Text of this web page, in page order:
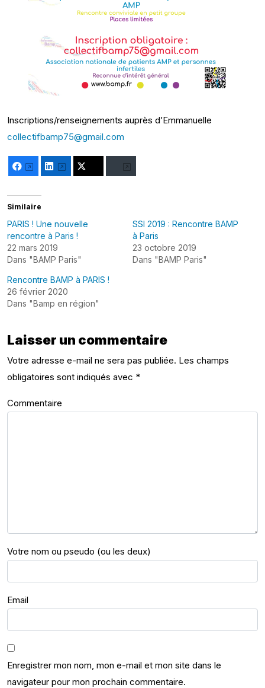
Inscriptions/renseignements auprès d’Emmanuelle
collectifbamp75@gmail.com
FacebookLinkedIn Bluesky
Similaire
PARIS ! Une nouvelle
rencontre à Paris !
22 mars 2019
Dans "BAMP Paris"
SSI 2019 : Rencontre BAMP
à Paris
23 octobre 2019
Dans "BAMP Paris"
Rencontre BAMP à PARIS !
26 février 2020
Dans "Bamp en région"
Laisser un commentaire
Votre adresse e-mail ne sera pas publiée. Les champs
obligatoires sont indiqués avec *
Commentaire
Votre nom ou pseudo (ou les deux)
Email
Enregistrer mon nom, mon e-mail et mon site dans le
navigateur pour mon prochain commentaire.